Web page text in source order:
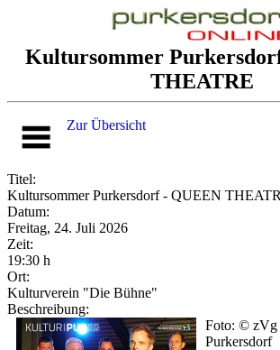
Kultursommer
THEATRE
Zur Übersicht
Titel:
Kultursommer Purkersdorf - QUEEN
Datum:
Freitag, 24. Juli 2026
Zeit:
19:30 h
Ort:
Kulturverein "Die Bühne"
Beschreibung:
Foto: © zVg
Purkersdorf